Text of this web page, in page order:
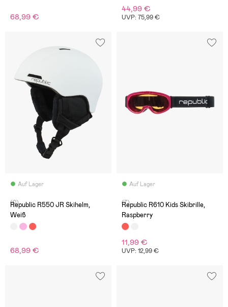
68,99 €
44,99 €
UVP: 75,99 €
Auf Lager
(0)
Republic R550 JR Skihelm,
Weiß
68,99 €
Auf Lager
(7)
Republic R610 Kids Skibrille,
Raspberry
11,99 €
UVP: 12,99 €